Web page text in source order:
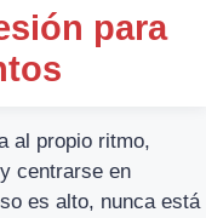
para
al propio ritmo,
centrarse en
es alto, nunca está